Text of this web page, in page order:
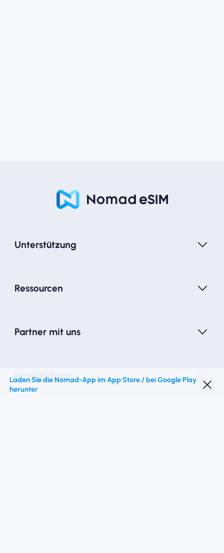
Unterstützung
Ressourcen
Partner mit uns
Nomad Essim
Laden Sie die Nomad-App im App Store / bei Google Play
herunter